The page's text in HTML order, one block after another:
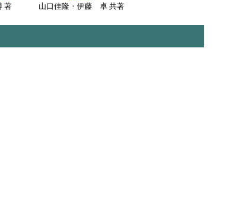
著 山口佳隆・伊藤 卓 共著